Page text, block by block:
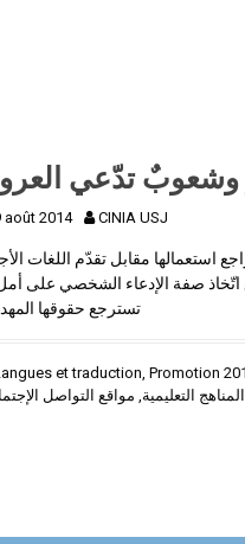
وشعوبٌ تدّعي
août 2014 CINIA USJ
استعمالها مقابل تقدّم اللغات
اتّخاذ صفة الإدعاء الشخصي على
تسترجع حقوقها
et traduction,Promotion
المناهج التعليمية, مواقع التواصل